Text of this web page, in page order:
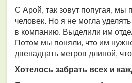
С Арой, так зовут попугая, мы
человек. Но я не могла
в компанию. Выделили им
Потом мы поняли, что им
двенадцать метров длиной,
Хотелось забрать всех и